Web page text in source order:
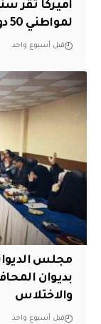
لمواطني 50 دولة
قبل أسبوع واحد
مجلس
بديوان
والاختلاس
قبل أسبوع واحد